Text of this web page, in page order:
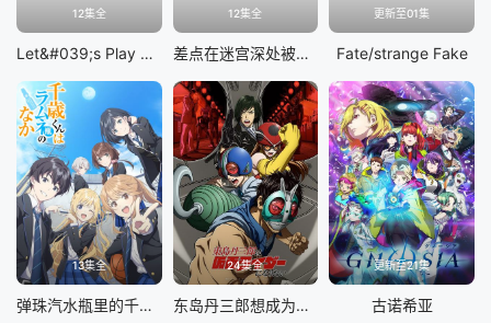
12集全
Let&#039;s Play 充满挑战的人生
12集全
差点在迷宫深处被信任的伙伴杀掉，但靠着天赐技能「无限扭蛋」获得等级9999的伙伴，我要向前队友和世界展开复仇&amp;「给他们好看！」
更新至01集
Fate/strange Fake
13集全
弹珠汽水瓶里的千岁同学
24集全
东岛丹三郎想成为假面骑士
更新至21集
古诺希亚